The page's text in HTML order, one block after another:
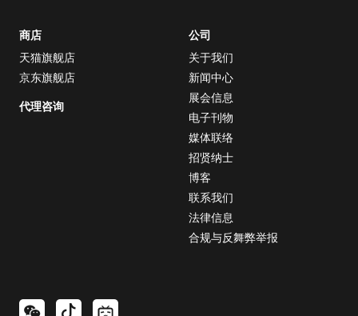
商店
天猫旗舰店
京东旗舰店
代理咨询
公司
关于我们
新闻中心
展会信息
电子刊物
媒体联络
招贤纳士
博客
联系我们
法律信息
合规与反舞弊举报